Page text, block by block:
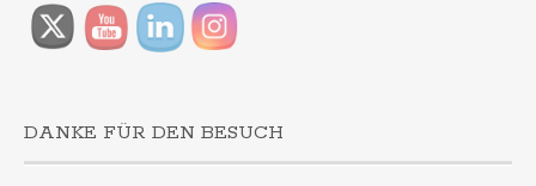
DANKE FÜR DEN BESUCH